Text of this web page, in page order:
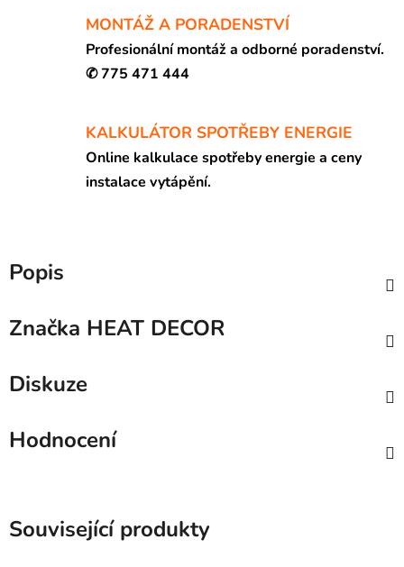
MONTÁŽ A PORADENSTVÍ
Profesionální montáž a odborné poradenství.
✆ 775 471 444
KALKULÁTOR SPOTŘEBY ENERGIE
Online kalkulace spotřeby energie a ceny
instalace vytápění.
Popis
Značka HEAT DECOR
Diskuze
Hodnocení
Související produkty